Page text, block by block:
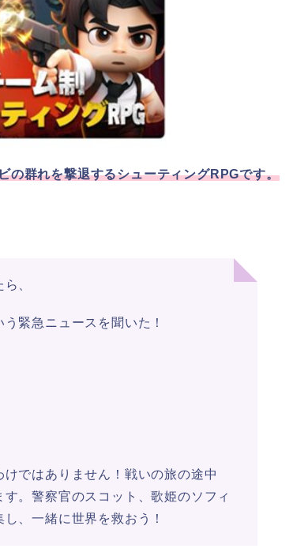
の群れを撃退するシューティングRPGです。
、
緊急ニュースを聞いた！
ではありません！戦いの旅の途中
。警察官のスコット、歌姫のソフィ
、一緒に世界を救おう！